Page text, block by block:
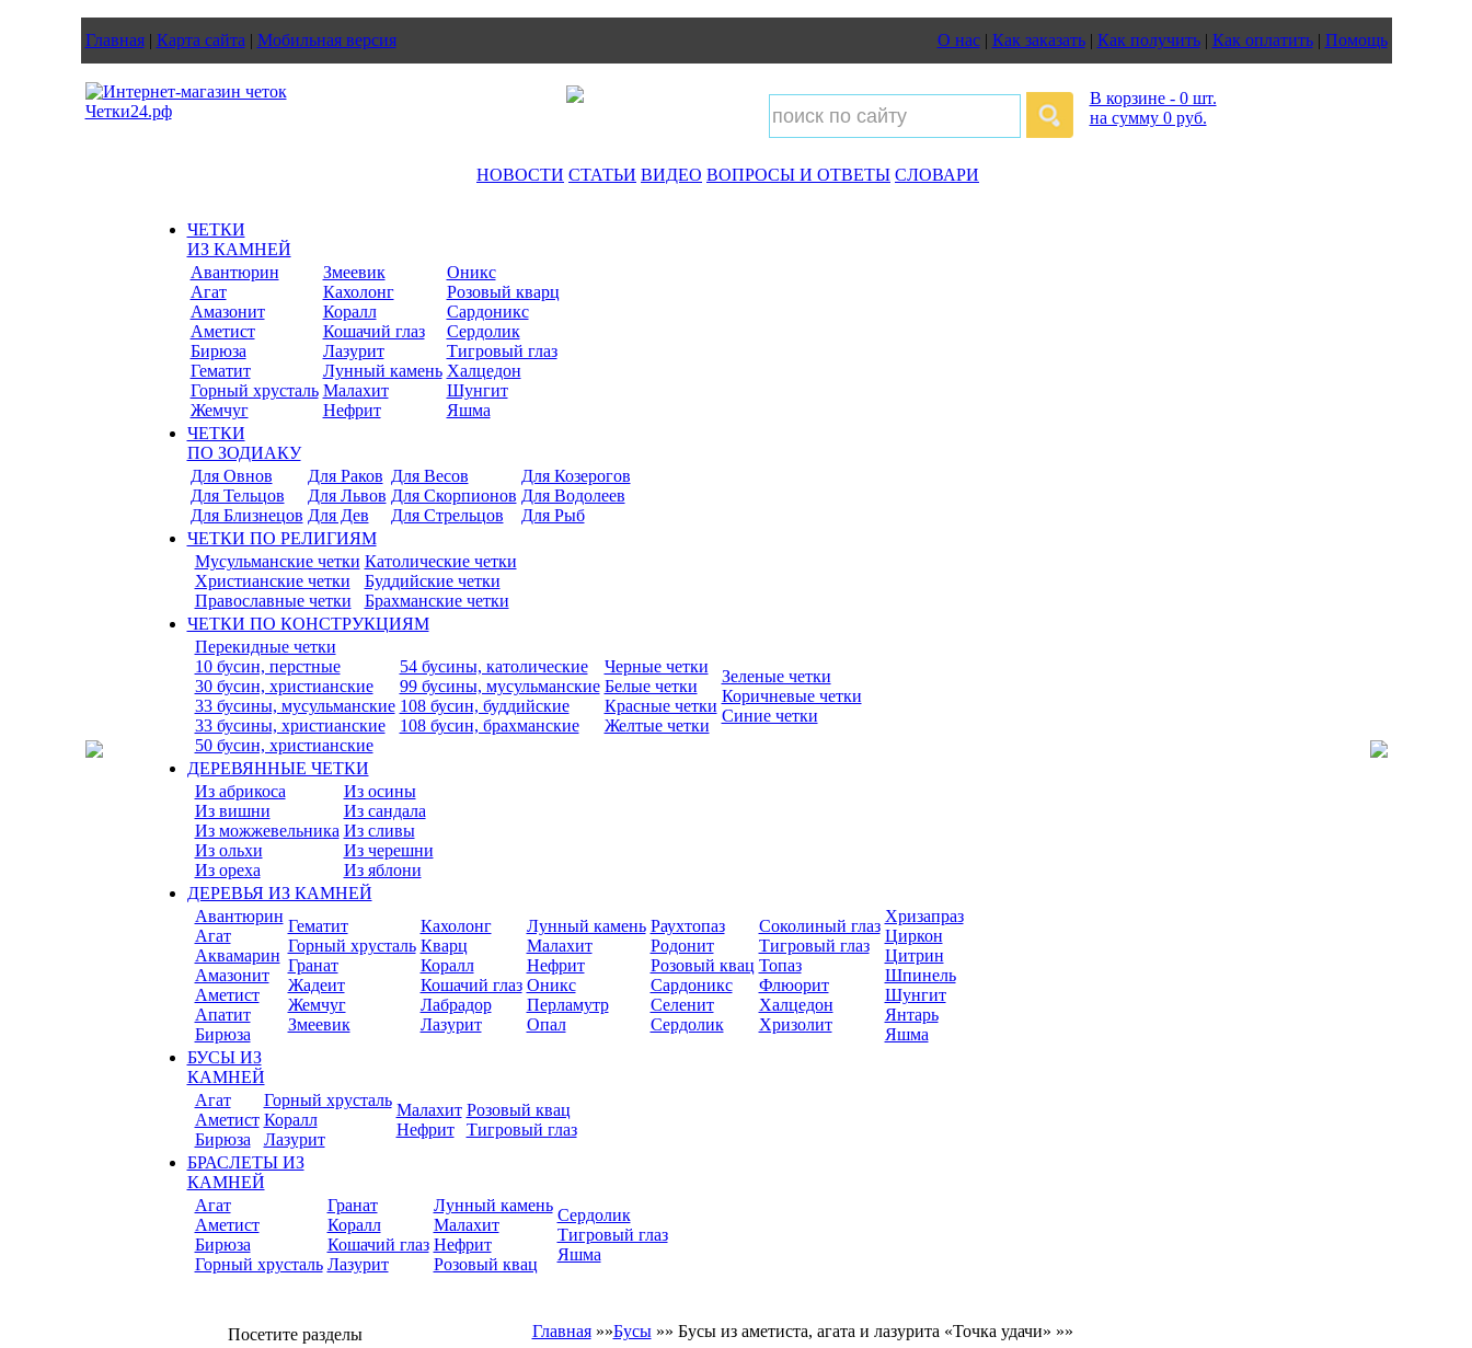
Главная| Карта сайта | Мобильная версия О нас| Как заказать| Как получить| Как оплатить| Помощь
НОВОСТИ СТАТЬИ ВИДЕО ВОПРОСЫ И ОТВЕТЫ СЛОВАРИ
В корзине - 0 шт.
на сумму 0 руб.
ЧЕТКИ
ИЗ КАМНЕЙ
Авантюрин
Агат
Амазонит
Аметист
Бирюза
Гематит
Горный хрусталь
Жемчуг
Змеевик
Кахолонг
Коралл
Кошачий глаз
Лазурит
Лунный камень
Малахит
Нефрит
Оникс
Розовый кварц
Сардоникс
Сердолик
Тигровый глаз
Халцедон
Шунгит
Яшма
ЧЕТКИ
ПО ЗОДИАКУ
Для Овнов
Для Тельцов
Для Близнецов
Для Раков
Для Львов
Для Дев
Для Весов
Для Скорпионов
Для Стрельцов
Для Козерогов
Для Водолеев
Для Рыб
ЧЕТКИ ПО РЕЛИГИЯМ
Мусульманские четки
Христианские четки
Православные четки
Католические четки
Буддийские четки
Брахманские четки
ЧЕТКИ ПО КОНСТРУКЦИЯМ
Перекидные четки
10 бусин, перстные
30 бусин, христианские
33 бусины, мусульманские
33 бусины, христианские
50 бусин, христианские
54 бусины, католические
99 бусины, мусульманские
108 бусин, буддийские
108 бусин, брахманские
Черные четки
Белые четки
Красные четки
Желтые четки
Зеленые четки
Коричневые четки
Синие четки
ДЕРЕВЯННЫЕ ЧЕТКИ
Из абрикоса
Из вишни
Из можжевельника
Из ольхи
Из ореха
Из осины
Из сандала
Из сливы
Из черешни
Из яблони
ДЕРЕВЬЯ ИЗ КАМНЕЙ
Авантюрин
Агат
Аквамарин
Амазонит
Аметист
Апатит
Бирюза
Гематит
Горный хрусталь
Гранат
Жадеит
Жемчуг
Змеевик
Кахолонг
Кварц
Коралл
Кошачий глаз
Лабрадор
Лазурит
Лунный камень
Малахит
Нефрит
Оникс
Перламутр
Опал
Раухтопаз
Родонит
Розовый квац
Сардоникс
Селенит
Сердолик
Соколиный глаз
Тигровый глаз
Топаз
Флюорит
Халцедон
Хризолит
Хризапраз
Циркон
Цитрин
Шпинель
Шунгит
Янтарь
Яшма
БУСЫ ИЗ
КАМНЕЙ
Агат
Аметист
Бирюза
Горный хрусталь
Коралл
Лазурит
Малахит
Нефрит
Розовый квац
Тигровый глаз
БРАСЛЕТЫ ИЗ
КАМНЕЙ
Агат
Аметист
Бирюза
Горный хрусталь
Гранат
Коралл
Кошачий глаз
Лазурит
Лунный камень
Малахит
Нефрит
Розовый квац
Сердолик
Тигровый глаз
Яшма
Посетите разделы
Главная»»Бусы»» Бусы из аметиста, агата и лазурита «Точка удачи» »»